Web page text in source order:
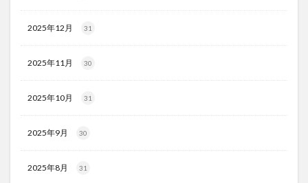
2025年12月 31
2025年11月 30
2025年10月 31
2025年9月 30
2025年8月 31